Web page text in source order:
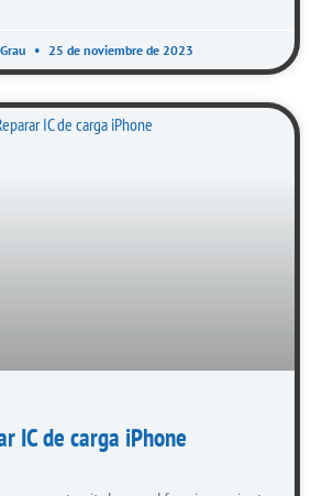
25 de noviembre de 2023
IC de carga iPhone